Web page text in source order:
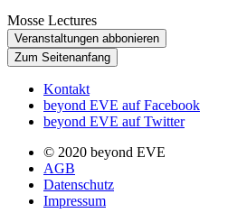
Mosse Lectures
Veranstaltungen abbonieren
Zum Seitenanfang
Kontakt
beyond EVE auf Facebook
beyond EVE auf Twitter
© 2020 beyond EVE
AGB
Datenschutz
Impressum